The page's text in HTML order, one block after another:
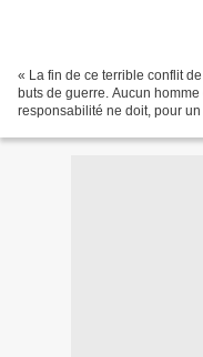
« La fin de ce terrible conflit
buts de guerre. Aucun
responsabilité ne doit, pour